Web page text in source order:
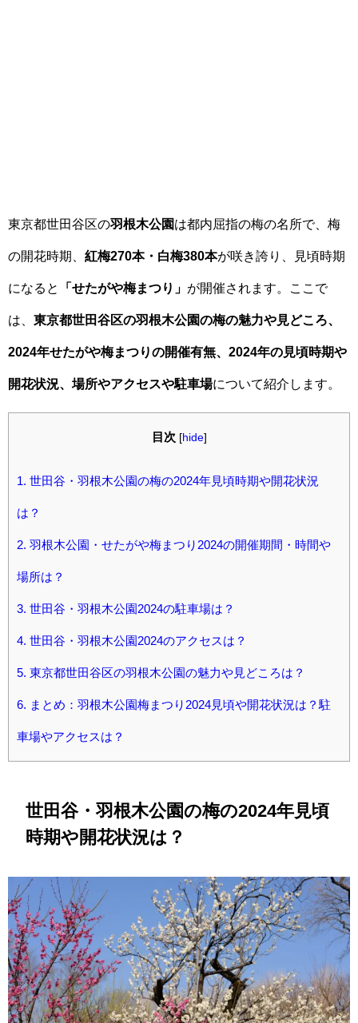
東京都世田谷区の羽根木公園は都内屈指の梅の名所で、梅
の開花時期、 紅梅270本・白梅380本が咲き誇り、見頃時期
になると 「せたがや梅まつり」 が開催されます。ここで
は、 東京都世田谷区の羽根木公園の梅の魅力や見どころ、
2024年せたがや梅まつりの開催有無、2024年の見頃時期や
開花状況、場所やアクセスや駐車場について紹介します。
目次 [hide]
1. 世田谷・羽根木公園の梅の2024年見頃時期や開花状況
は？
2. 羽根木公園・せたがや梅まつり2024の開催期間・時間や
場所は？
3. 世田谷・羽根木公園2024の駐車場は？
4. 世田谷・羽根木公園2024のアクセスは？
5. 東京都世田谷区の羽根木公園の魅力や見どころは？
6. まとめ：羽根木公園梅まつり2024見頃や開花状況は？駐
車場やアクセスは？
世田谷・羽根木公園の梅の2024年見頃
時期や開花状況は？